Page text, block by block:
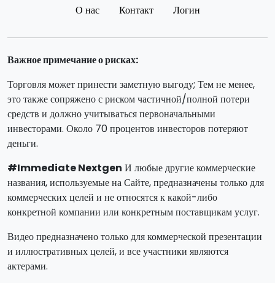
О нас Контакт Логин
Важное примечание о рисках:
Торговля может принести заметную выгоду; Тем не менее,
это также сопряжено с риском частичной/полной потери
средств и должно учитываться первоначальными
инвесторами. Около 70 процентов инвесторов потеряют
деньги.
#Immediate Nextgen И любые другие коммерческие
названия, используемые на Сайте, предназначены только для
коммерческих целей и не относятся к какой-либо
конкретной компании или конкретным поставщикам услуг.
Видео предназначено только для коммерческой презентации
и иллюстративных целей, и все участники являются
актерами.